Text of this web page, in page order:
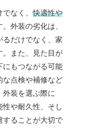
でなく、快適性や
外装の劣化は、
だけでなく、家
。また、見た目が
にもつながる可能
な点検や補修など
外装を選ぶ際に
や耐久性、そし
することが大切で